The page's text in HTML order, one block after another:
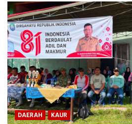
DAERAH KAUR